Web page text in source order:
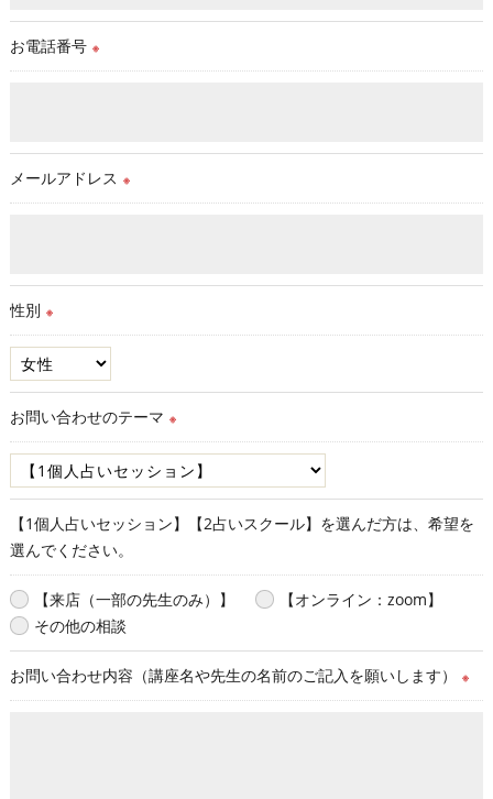
お電話番号 ※
メールアドレス ※
性別 ※
お問い合わせのテーマ ※
【1個人占いセッション】【2占いスクール】を選んだ方は、希望を
選んでください。
【来店（一部の先生のみ）】
【オンライン：zoom】
その他の相談
お問い合わせ内容（講座名や先生の名前のご記入を願いします） ※